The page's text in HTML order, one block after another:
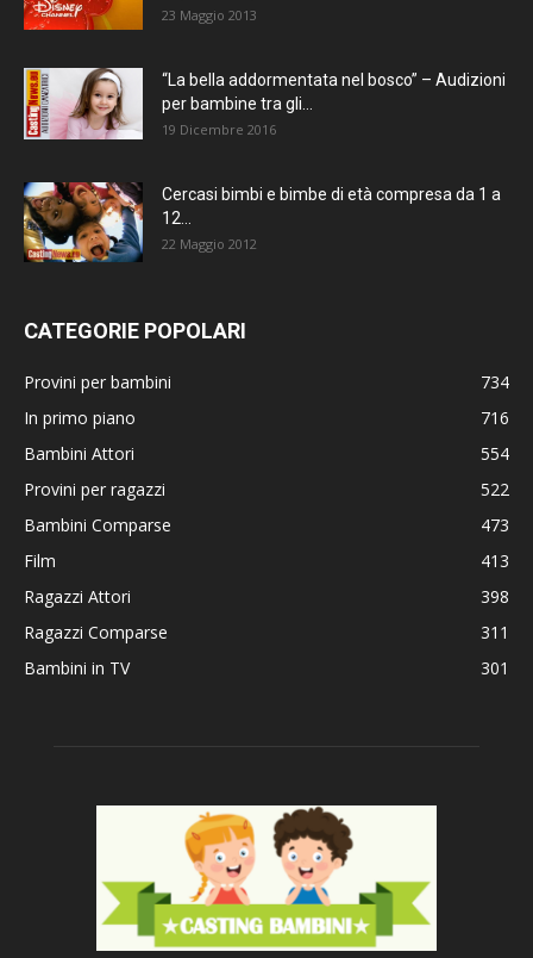
23 Maggio 2013
“La bella addormentata nel bosco” – Audizioni
per bambine tra gli...
19 Dicembre 2016
Cercasi bimbi e bimbe di età compresa da 1 a
12...
22 Maggio 2012
CATEGORIE POPOLARI
Provini per bambini
734
In primo piano
716
Bambini Attori
554
Provini per ragazzi
522
Bambini Comparse
473
Film
413
Ragazzi Attori
398
Ragazzi Comparse
311
Bambini in TV
301